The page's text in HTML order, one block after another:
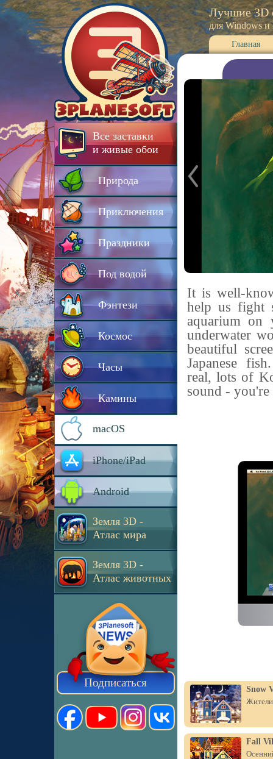
Все заставки
и живые обои
Природа
Приключения
Праздники
Под водой
Фэнтези
Космос
Часы
Камины
macOS
iPhone/iPad
Android
Земля 3D -
Атлас мира
Земля 3D -
Атлас животных
Подписаться
Лучшие 3D
для Windows и
Главная
It is well-
help us fight
aquarium on
underwater
beautiful
Japanese
real, lots of
sound -
Snow
Жители
Fall